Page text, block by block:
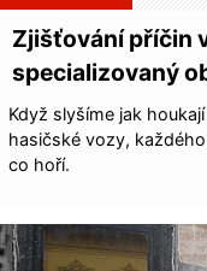
Zjišťování příčin
specializovaný
Když slyšíme jak
hasičské vozy,
co hoří.